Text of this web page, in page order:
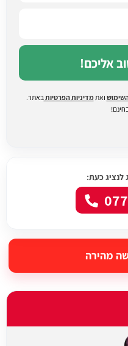
אליכם!
ואתמדיניות הפרטיותבאתר.
לנציג כעת:
מהירה